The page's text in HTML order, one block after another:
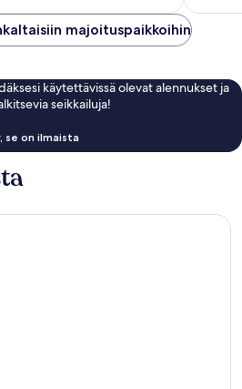
majoituspaikkoihin
käytettävissä olevat alennukset ja
seikkailuja!
se on ilmaista